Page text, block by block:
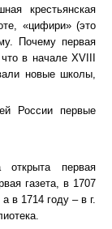
крестьянская
«цифири» (это
Почему первая
в начале XVIII
новые школы,
России первые
первая
газета, в 1707
в 1714 году – в г.